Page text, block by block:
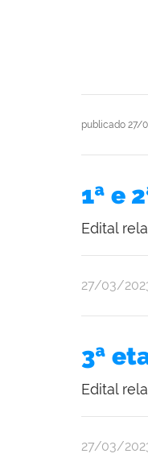
publicado 27/
1ª e
Edital
publicado
27/03/
3ª
Edital
publicado
27/03/